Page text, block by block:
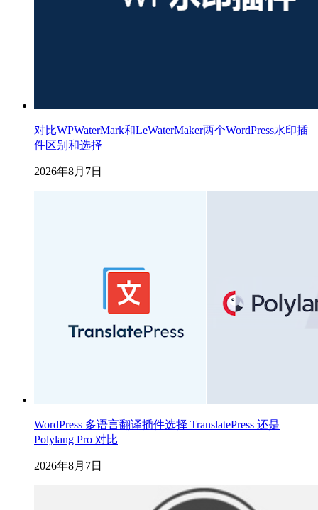
对比WPWaterMark和LeWaterMaker两个WordPress水印插
件区别和选择
2026年8月7日
WordPress 多语言翻译插件选择 TranslatePress 还是
Polylang Pro 对比
2026年8月7日